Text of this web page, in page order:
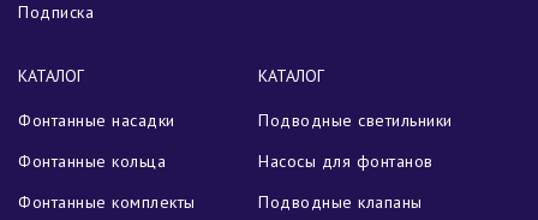
Подписка
КАТАЛОГ
Фонтанные насадки
Фонтанные кольца
Фонтанные комплекты
КАТАЛОГ
Подводные светильники
Насосы для фонтанов
Подводные клапаны